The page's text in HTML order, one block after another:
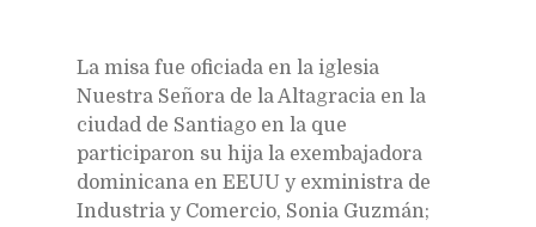
La misa fue oficiada en la iglesia
Nuestra Señora de la Altagracia en la
ciudad de Santiago en la que
participaron su hija la exembajadora
dominicana en EEUU y exministra de
Industria y Comercio, Sonia Guzmán;